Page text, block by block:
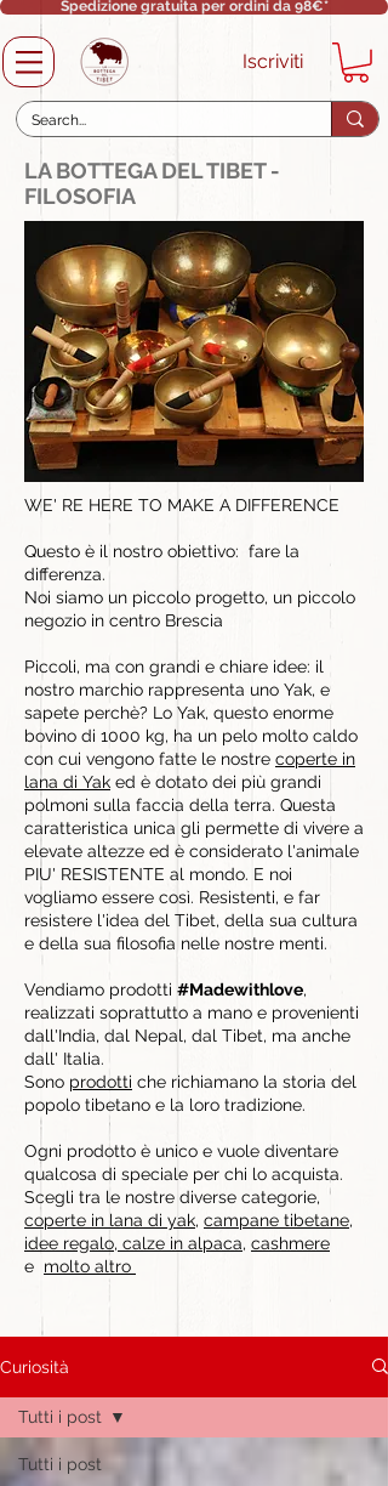
Spedizione gratuita per ordini da 98€*
Iscriviti
LA BOTTEGA DEL TIBET -
FILOSOFIA
WE' RE HERE TO MAKE A DIFFERENCE
Questo è il nostro obiettivo: fare la
differenza.
Noi siamo un piccolo progetto, un piccolo
negozio in centro Brescia
Piccoli, ma con grandi e chiare idee: il
nostro marchio rappresenta uno Yak, e
sapete perchè? Lo Yak, questo enorme
bovino di 1000 kg, ha un pelo molto caldo
con cui vengono fatte le nostre coperte in
lana di Yak ed è dotato dei più grandi
polmoni sulla faccia della terra. Questa
caratteristica unica gli permette di vivere a
elevate altezze ed è considerato l'animale
PIU' RESISTENTE al mondo. E noi
vogliamo essere così. Resistenti, e far
resistere l'idea del Tibet, della sua cultura
e della sua filosofia nelle nostre menti.
Vendiamo prodotti #Madewithlove,
realizzati soprattutto a mano e provenienti
dall'India, dal Nepal, dal Tibet, ma anche
dall' Italia.
Sono prodotti che richiamano la storia del
popolo tibetano e la loro tradizione.
Ogni prodotto è unico e vuole diventare
qualcosa di speciale per chi lo acquista.
Scegli tra le nostre diverse categorie,
coperte in lana di yak, campane tibetane,
idee regalo, calze in alpaca, cashmere
e molto altro
Curiosità
Tutti i post
Tutti i post